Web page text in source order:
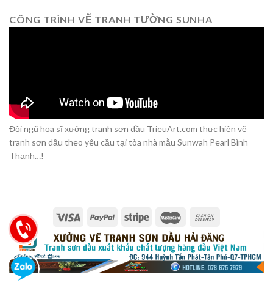
CÔNG TRÌNH VẼ TRANH TƯỜNG SUNHA
Đội ngũ họa sĩ xưởng tranh sơn dầu TrieuArt.com thực hiện vẽ
tranh sơn dầu theo yêu cầu tại tòa nhà mẫu Sunwah Pearl Bình
Thạnh…!